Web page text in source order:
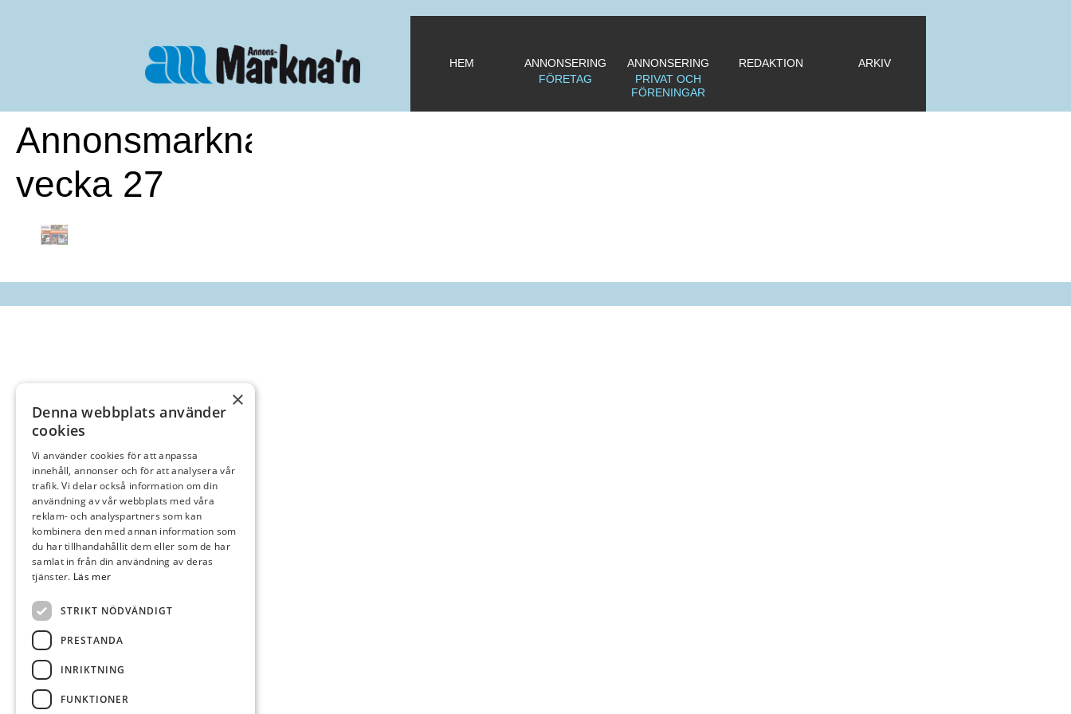
HEM
ANNONSERING
FÖRETAG
ANNONSERING
PRIVAT OCH
FÖRENINGAR
REDAKTION ARKIV
Annonsmarknan
vecka 27
×
Denna webbplats använder
cookies
Vi använder cookies för att anpassa
innehåll, annonser och för att analysera vår
trafik. Vi delar också information om din
användning av vår webbplats med våra
reklam- och analyspartners som kan
kombinera den med annan information som
du har tillhandahållit dem eller som de har
samlat in från din användning av deras
tjänster. Läs mer
STRIKT NÖDVÄNDIGT
PRESTANDA
INRIKTNING
FUNKTIONER